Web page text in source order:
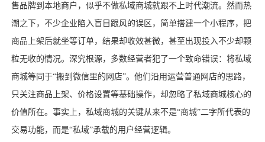
售品牌到本地商户，似乎不做私域商城就跟不上时代潮流。然而热
潮之下，不少企业陷入盲目跟风的误区，简单搭建一个小程序，把
商品上架后就坐等订单，结果却收效甚微，甚至出现投入不少却颗
粒无收的情况。深究根源，多数经营者犯了一个致命错误：将私域
商城等同于“搬到微信里的网店”。他们沿用运营普通网店的思路，
只关注商品上架、价格设置等基础操作，却忽略了私域商城核心的
价值所在。事实上，私域商城的关键从来不是“商城”二字所代表的
交易功能，而是“私域”承载的用户经营逻辑。